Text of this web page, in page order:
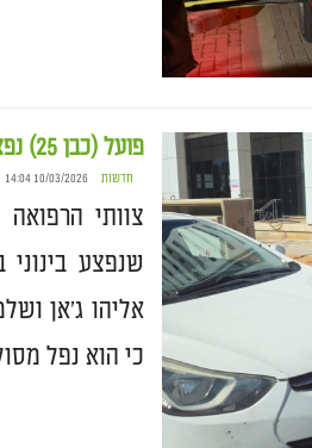
פועל (כבן 25) נפצע בינוני בתאונת עבודה ברחוב אחד העם בחדרה
חדשות 10/03/2026 14:04
שנפצע
אליהו ג'אן
כי הוא נפל